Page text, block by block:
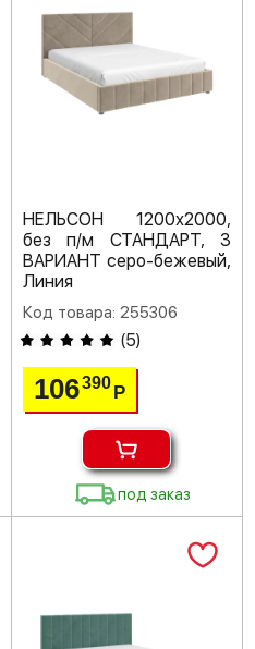
НЕЛЬСОН 1200х2000,
без п/м СТАНДАРТ, 3
ВАРИАНТ серо-бежевый,
Линия
Код товара: 255306
(5)
106390 Р
под заказ